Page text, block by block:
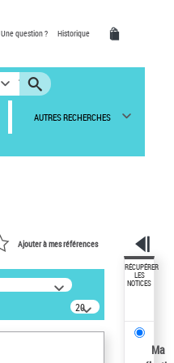
Une question ? Historique
AUTRES RECHERCHES
Ajouter à mes références
20
résultats/page
RÉCUPÉRER
LES
NOTICES
Ma